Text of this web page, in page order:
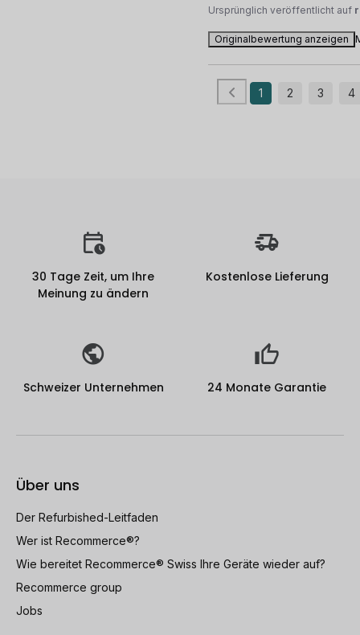
Ursprünglich veröffentlicht auf
Originalbewertung anzeigen
1 2 3 4
30 Tage Zeit, um Ihre
Meinung zu ändern
Kostenlose Lieferung
Schweizer Unternehmen 24 Monate Garantie
Über uns
Der Refurbished-Leitfaden
Wer ist Recommerce®?
Wie bereitet Recommerce® Swiss Ihre Geräte wieder auf?
Recommerce group
Jobs